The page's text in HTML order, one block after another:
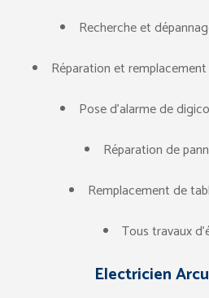
Recherche et
Réparation et remplacement
Pose d’alarme de
Réparation de
Remplacement de
Tous travaux
Electricien